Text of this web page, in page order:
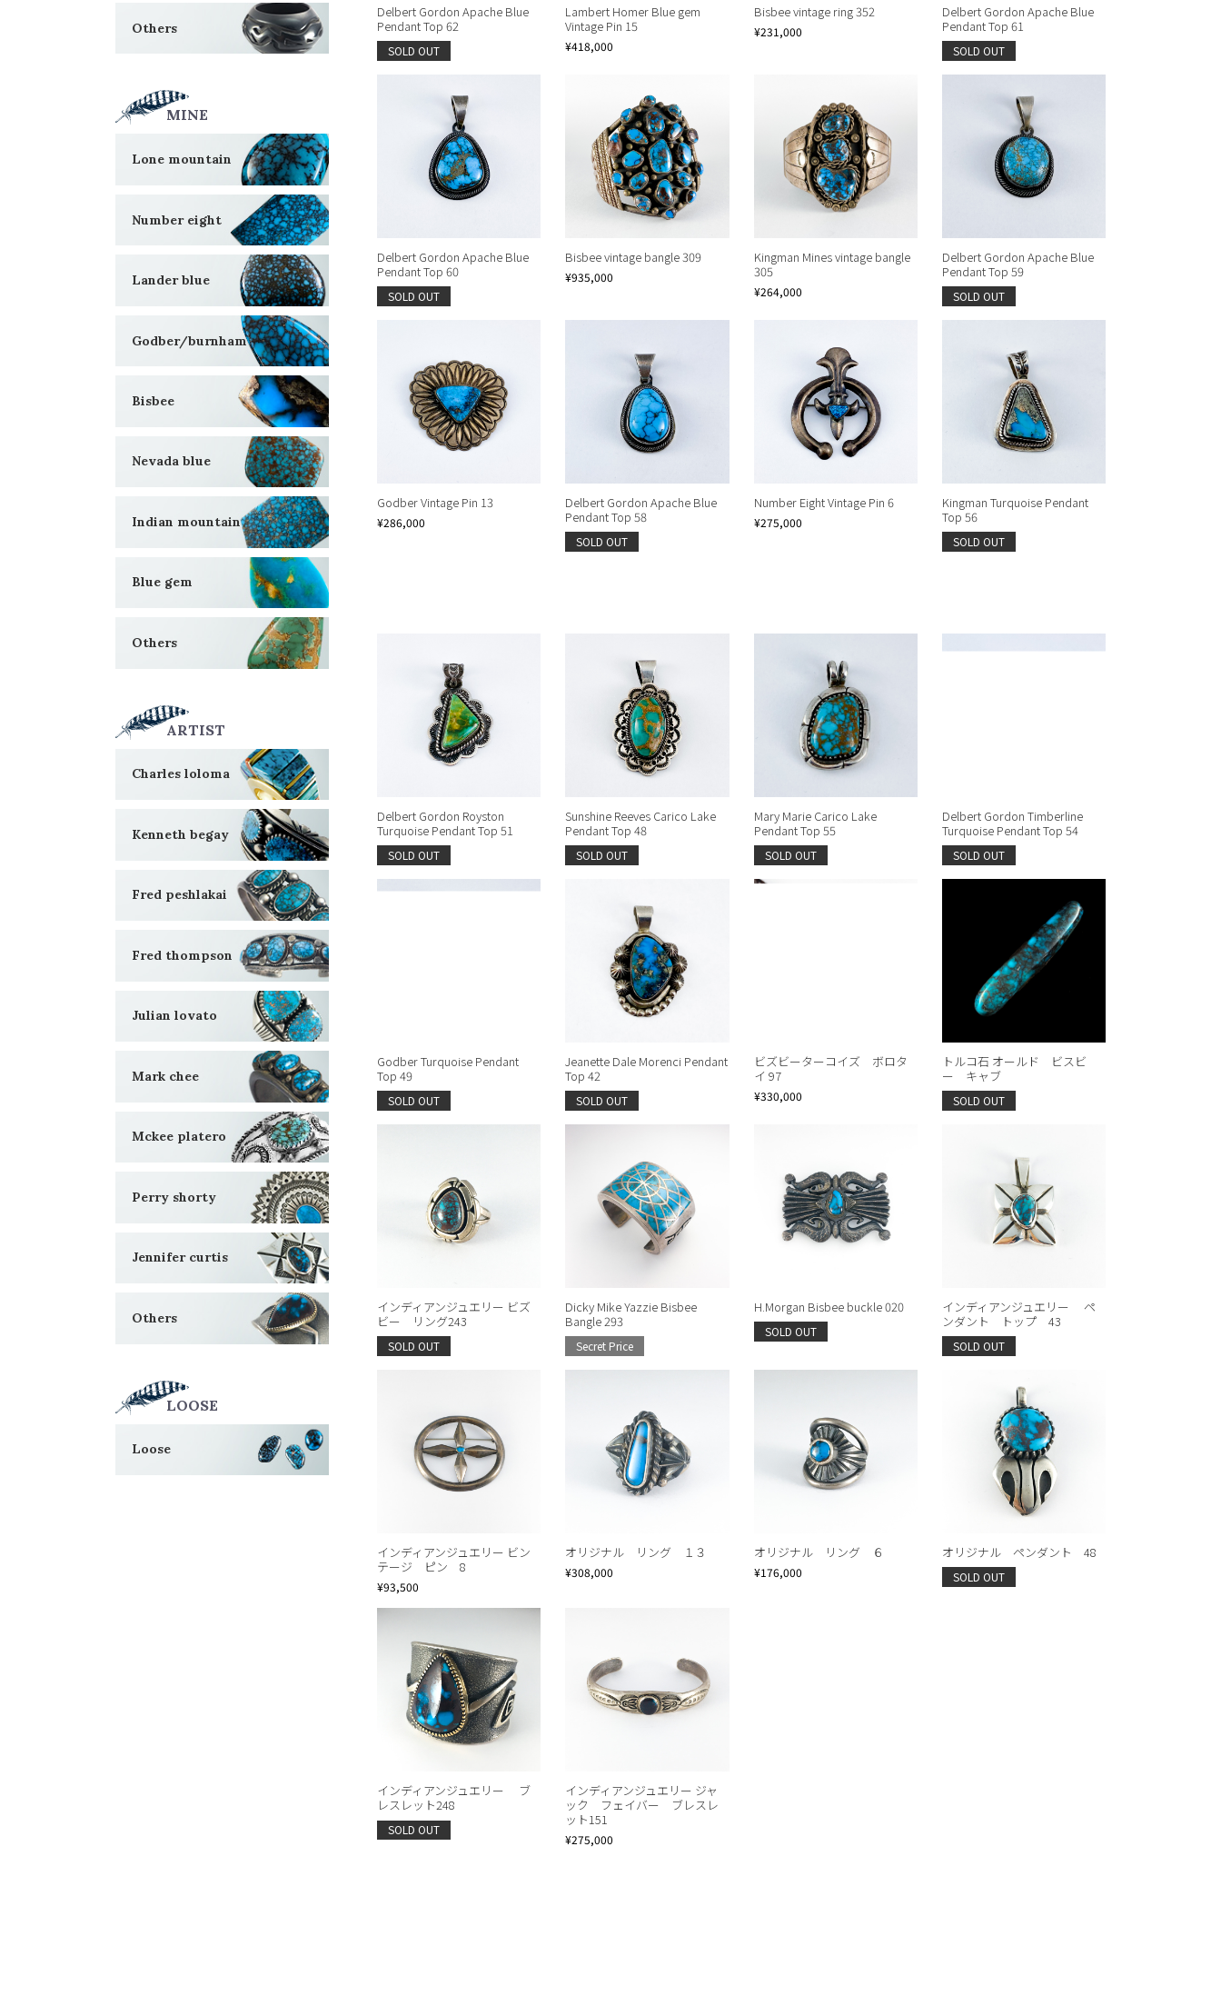
Others
MINE
Lone mountain
Number eight
Lander blue
Godber/burnham
Bisbee
Nevada blue
Indian mountain
Blue gem
Others
ARTIST
Charles loloma
Kenneth begay
Fred peshlakai
Fred thompson
Julian lovato
Mark chee
Mckee platero
Perry shorty
Jennifer curtis
Others
LOOSE
Loose
Delbert Gordon Apache Blue
Pendant Top 62
SOLD OUT
Lambert Homer Blue gem
Vintage Pin 15
¥418,000
Bisbee vintage ring 352
¥231,000
Delbert Gordon Apache Blue
Pendant Top 61
SOLD OUT
Delbert Gordon Apache Blue
Pendant Top 60
SOLD OUT
Bisbee vintage bangle 309
¥935,000
Kingman Mines vintage bangle
305
¥264,000
Delbert Gordon Apache Blue
Pendant Top 59
SOLD OUT
Godber Vintage Pin 13
¥286,000
Delbert Gordon Apache Blue
Pendant Top 58
SOLD OUT
Number Eight Vintage Pin 6
¥275,000
Kingman Turquoise Pendant
Top 56
SOLD OUT
Continue shopping Proceed to Cart
Delbert Gordon Royston
Turquoise Pendant Top 51
SOLD OUT
Sunshine Reeves Carico Lake
Pendant Top 48
SOLD OUT
Mary Marie Carico Lake
Pendant Top 55
SOLD OUT
Delbert Gordon Timberline
Turquoise Pendant Top 54
SOLD OUT
Godber Turquoise Pendant
Top 49
SOLD OUT
Jeanette Dale Morenci Pendant
Top 42
SOLD OUT
ビズビーターコイズ ボロタ
イ 97
¥330,000
トルコ石 オールド ビスビ
ー キャブ
SOLD OUT
インディアンジュエリー ビズ
ビー リング243
SOLD OUT
Dicky Mike Yazzie Bisbee
Bangle 293
Secret Price
H.Morgan Bisbee buckle 020
SOLD OUT
インディアンジュエリー ペ
ンダント トップ 43
SOLD OUT
インディアンジュエリー ビン
テージ ピン 8
¥93,500
オリジナル リング １３
¥308,000
オリジナル リング ６
¥176,000
オリジナル ペンダント 48
SOLD OUT
インディアンジュエリー ブ
レスレット248
SOLD OUT
インディアンジュエリー ジャ
ック フェイバー ブレスレ
ット151
¥275,000
Continue shopping Proceed to Cart